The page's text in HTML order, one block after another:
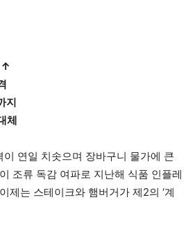
지
체
연일 치솟으며 장바구니 물가에 큰
조류 독감 여파로 지난해 식품 인플레
제는 스테이크와 햄버거가 제2의 ‘계